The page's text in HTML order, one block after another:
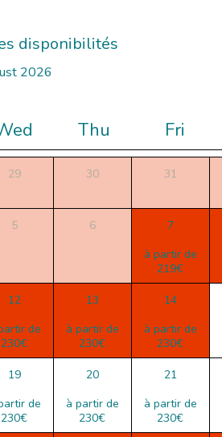
disponibilités
2026
Thu Fri
29 30 31
5 6 7
à partir de
219€
12 13 14
de
230€
à partir de
230€
à partir de
230€
19 20 21
de
230€
à partir de
230€
à partir de
230€